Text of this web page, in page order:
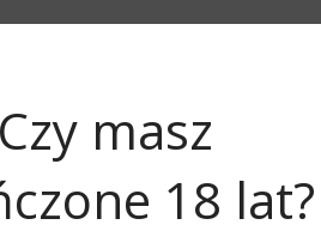
Czy masz
18 lat?